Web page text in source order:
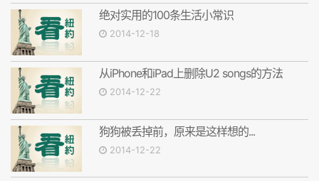
绝对实用的100条生活小常识
2014-12-18
从iPhone和iPad上删除U2 songs的方法
2014-12-22
狗狗被丢掉前，原来是这样想的...
2014-12-22